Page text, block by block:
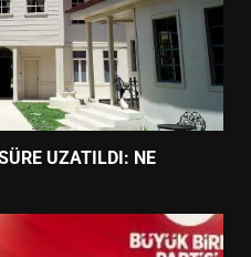
UZATILDI: NE